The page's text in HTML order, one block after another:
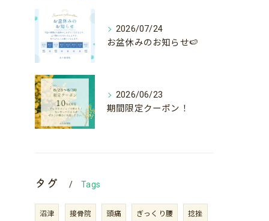
2026/07/24
お盆休みのお知らせ🍉
2026/06/23
期間限定クーポン！
タグ Tags
沼津 接骨院 頭痛 ぎっくり腰 捻挫